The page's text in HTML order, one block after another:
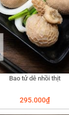
Bao tử dê nhồi thịt
295.000₫